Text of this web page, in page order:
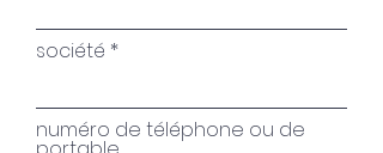
société
numéro de téléphone ou de